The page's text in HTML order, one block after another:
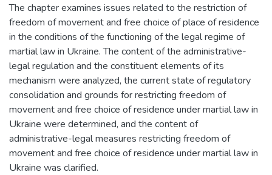
The chapter examines issues related to the restriction of
freedom of movement and free choice of place of residence
in the conditions of the functioning of the legal regime of
martial law in Ukraine. The content of the administrative-
legal regulation and the constituent elements of its
mechanism were analyzed, the current state of regulatory
consolidation and grounds for restricting freedom of
movement and free choice of residence under martial law in
Ukraine were determined, and the content of
administrative-legal measures restricting freedom of
movement and free choice of residence under martial law in
Ukraine was clarified.